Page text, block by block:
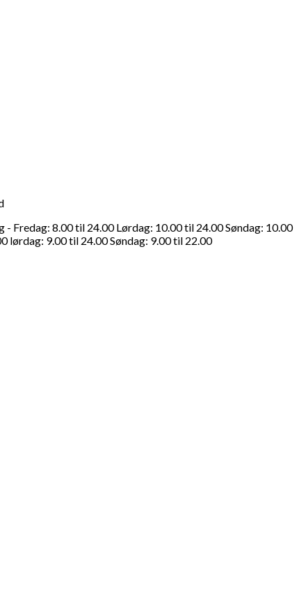
- Fredag: 8.00 til 24.00 Lørdag: 10.00 til 24.00 Søndag: 10.00
lørdag: 9.00 til 24.00 Søndag: 9.00 til 22.00